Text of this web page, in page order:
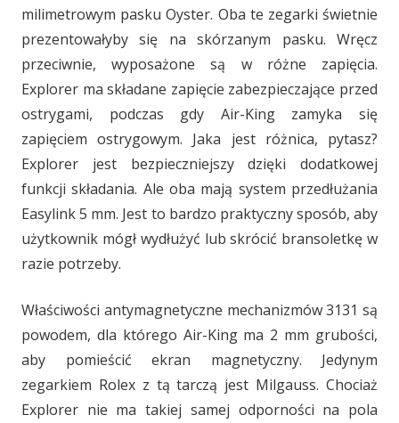
milimetrowym pasku Oyster. Oba te zegarki świetnie
prezentowałyby się na skórzanym pasku. Wręcz
przeciwnie, wyposażone są w różne zapięcia.
Explorer ma składane zapięcie zabezpieczające przed
ostrygami, podczas gdy Air-King zamyka się
zapięciem ostrygowym. Jaka jest różnica, pytasz?
Explorer jest bezpieczniejszy dzięki dodatkowej
funkcji składania. Ale oba mają system przedłużania
Easylink 5 mm. Jest to bardzo praktyczny sposób, aby
użytkownik mógł wydłużyć lub skrócić bransoletkę w
razie potrzeby.
Właściwości antymagnetyczne mechanizmów 3131 są
powodem, dla którego Air-King ma 2 mm grubości,
aby pomieścić ekran magnetyczny. Jedynym
zegarkiem Rolex z tą tarczą jest Milgauss. Chociaż
Explorer nie ma takiej samej odporności na pola